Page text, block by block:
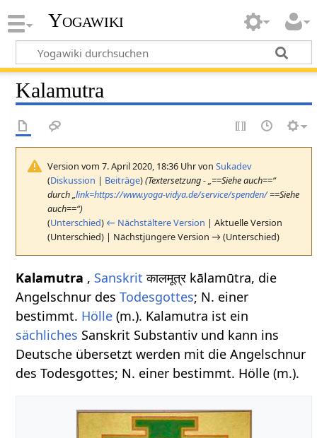
Yogawiki
Kalamutra
Version vom 7. April 2020, 18:36 Uhr vonSukadev
(Diskussion | Beiträge)(Textersetzung - „==Siehe auch==“
durch „link=https://www.yoga-vidya.de/service/spenden/==Siehe
auch==“)
(Unterschied) ← Nächstältere Version | Aktuelle Version
(Unterschied) | Nächstjüngere Version → (Unterschied)
Kalamutra , Sanskrit कालमूत्र kālamūtra, die
Angelschnur desTodesgottes; N. einer
bestimmt. Hölle (m.). Kalamutra ist ein
sächliches Sanskrit Substantiv und kann ins
Deutsche übersetzt werden mit die Angelschnur
des Todesgottes; N. einer bestimmt. Hölle (m.).